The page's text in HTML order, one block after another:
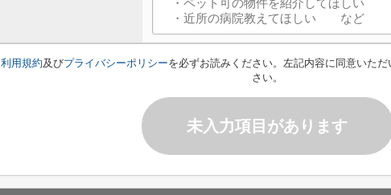
利用規約及びプライバシーポリシーを必ずお読みください。左記内容に同意いた
さい。
未入力項目があります